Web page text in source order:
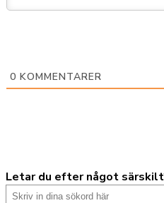
0 KOMMENTARER
Letar du efter något